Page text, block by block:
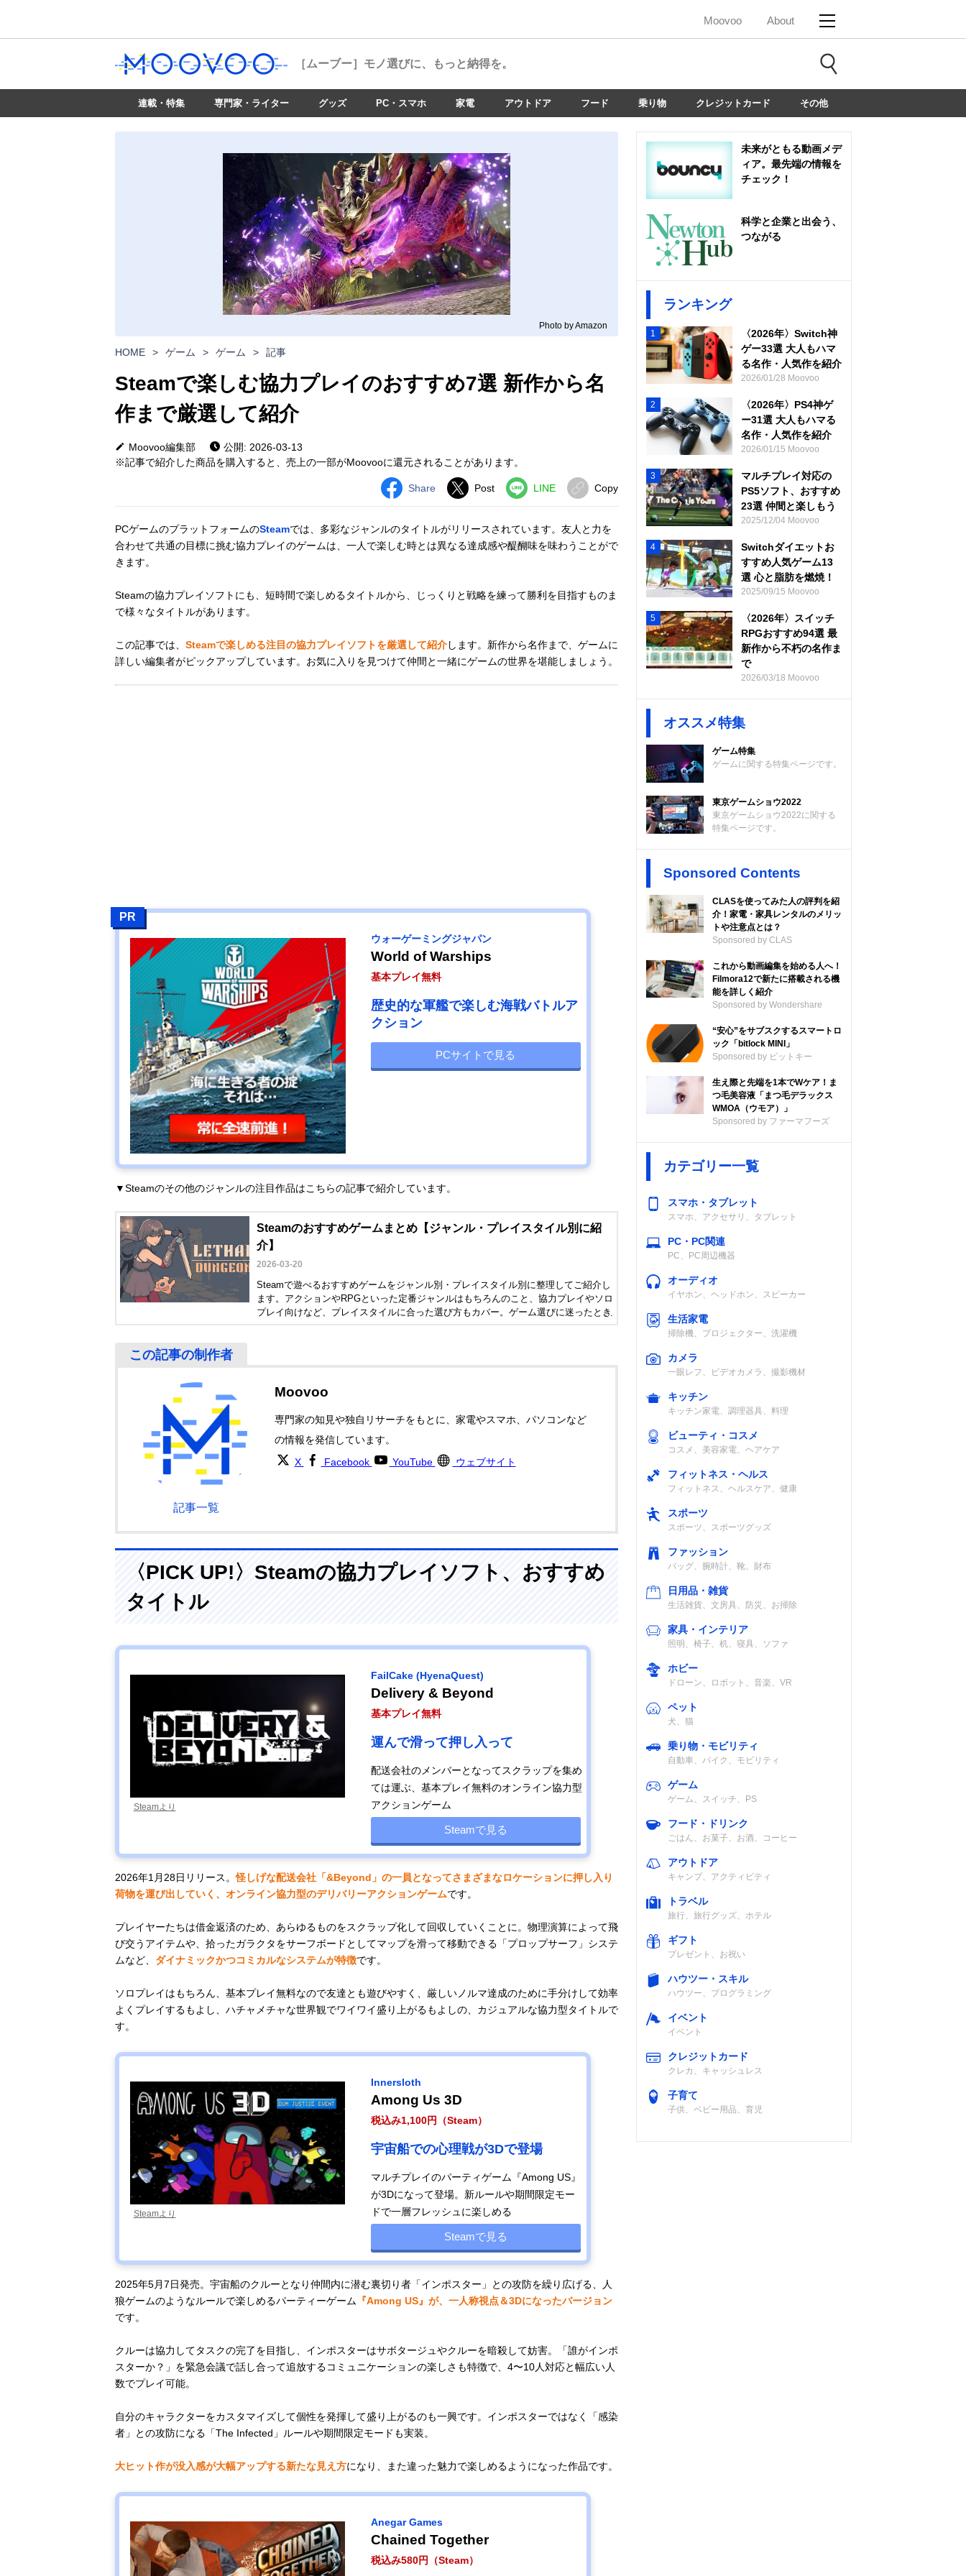
Moovoo About
［ムーブー］ モノ選びに、もっと納得を。
連載・特集 専門家・ライター グッズ PC・スマホ 家電 アウトドア フード 乗り物 クレジットカード その他
Photo by Amazon
HOME > ゲーム > ゲーム > 記事
Steamで楽しむ協力プレイのおすすめ7選 新作から名
作まで厳選して紹介
Moovoo編集部
公開: 2026-03-13
※記事で紹介した商品を購入すると、売上の一部がMoovooに還元されることがあります。
Share Post LINE Copy
PCゲームのプラットフォームのSteamでは、多彩なジャンルのタイトルがリリースされています。友人と力を
合わせて共通の目標に挑む協力プレイのゲームは、一人で楽しむ時とは異なる達成感や醍醐味を味わうことがで
きます。
Steamの協力プレイソフトにも、短時間で楽しめるタイトルから、じっくりと戦略を練って勝利を目指すものま
で様々なタイトルがあります。
この記事では、 Steamで楽しめる注目の協力プレイソフトを厳選して紹介します。新作から名作まで、ゲームに
詳しい編集者がピックアップしています。お気に入りを見つけて仲間と一緒にゲームの世界を堪能しましょう。
PR
ウォーゲーミングジャパン
World of Warships
基本プレイ無料
歴史的な軍艦で楽しむ海戦バトルア
クション
PCサイトで見る
▼Steamのその他のジャンルの注目作品はこちらの記事で紹介しています。
Steamのおすすめゲームまとめ【ジャンル・プレイスタイル別に紹
介】
2026-03-20
Steamで遊べるおすすめゲームをジャンル別・プレイスタイル別に整理してご紹介し
ます。アクションやRPGといった定番ジャンルはもちろんのこと、協力プレイやソロ
プレイ向けなど、プレイスタイルに合った選び方もカバー。ゲーム選びに迷ったとき
記事一覧
Moovoo
専門家の知見や独自リサーチをもとに、家電やスマホ、パソコンなど
の情報を発信しています。
X
Facebook YouTube ウェブサイト
〈PICK UP!〉Steamの協力プレイソフト、おすすめ
タイトル
Steamより
FailCake (HyenaQuest)
Delivery & Beyond
基本プレイ無料
運んで滑って押し入って
配送会社のメンバーとなってスクラップを集め
ては運ぶ、基本プレイ無料のオンライン協力型
アクションゲーム
Steamで見る
2026年1月28日リリース。怪しげな配送会社「&Beyond」の一員となってさまざまなロケーションに押し入り
荷物を運び出していく、オンライン協力型のデリバリーアクションゲームです。
プレイヤーたちは借金返済のため、あらゆるものをスクラップ化して回収していくことに。物理演算によって飛
び交うアイテムや、拾ったガラクタをサーフボードとしてマップを滑って移動できる「プロップサーフ」システ
ムなど、 ダイナミックかつコミカルなシステムが特徴です。
ソロプレイはもちろん、基本プレイ無料なので友達とも遊びやすく、厳しいノルマ達成のために手分けして効率
よくプレイするもよし、ハチャメチャな世界観でワイワイ盛り上がるもよしの、カジュアルな協力型タイトルで
す。
Steamより
Innersloth
Among Us 3D
税込み1,100円（Steam）
宇宙船での心理戦が3Dで登場
マルチプレイのパーティゲーム『Among US』
が3Dになって登場。新ルールや期間限定モー
ドで一層フレッシュに楽しめる
Steamで見る
2025年5月7日発売。宇宙船のクルーとなり仲間内に潜む裏切り者「インポスター」との攻防を繰り広げる、人
狼ゲームのようなルールで楽しめるパーティーゲーム 『Among US』が、一人称視点＆3Dになったバージョン
です。
クルーは協力してタスクの完了を目指し、インポスターはサボタージュやクルーを暗殺して妨害。「誰がインポ
スターか？」を緊急会議で話し合って追放するコミュニケーションの楽しさも特徴で、4〜10人対応と幅広い人
数でプレイ可能。
自分のキャラクターをカスタマイズして個性を発揮して盛り上がるのも一興です。インポスターではなく「感染
者」との攻防になる「The Infected」ルールや期間限定モードも実装。
大ヒット作が没入感が大幅アップする新たな見え方になり、また違った魅力で楽しめるようになった作品です。
Anegar Games
Chained Together
税込み580円（Steam）
未来がともる動画メデ
ィア。最先端の情報を
チェック！
科学と企業と出会う、
つながる
ランキング
1
〈2026年〉Switch神
ゲー33選 大人もハマ
る名作・人気作を紹介
2026/01/28 Moovoo
2
〈2026年〉PS4神ゲ
ー31選 大人もハマる
名作・人気作を紹介
2026/01/15 Moovoo
3
マルチプレイ対応の
PS5ソフト、おすすめ
23選 仲間と楽しもう
2025/12/04 Moovoo
4
Switchダイエットお
すすめ人気ゲーム13
選 心と脂肪を燃焼！
2025/09/15 Moovoo
5
〈2026年〉スイッチ
RPGおすすめ94選 最
新作から不朽の名作ま
で
2026/03/18 Moovoo
オススメ特集
ゲーム特集
ゲームに関する特集ページです。
東京ゲームショウ2022
東京ゲームショウ2022に関する
特集ページです。
Sponsored Contents
CLASを使ってみた人の評判を紹
介！家電・家具レンタルのメリッ
トや注意点とは？
Sponsored by CLAS
これから動画編集を始める人へ！
Filmora12で新たに搭載される機
能を詳しく紹介
Sponsored by Wondershare
“安心”をサブスクするスマートロ
ック「bitlock MINI」
Sponsored by ビットキー
生え際と先端を1本でWケア！ま
つ毛美容液「まつ毛デラックス
WMOA（ウモア）」
Sponsored by ファーマフーズ
カテゴリー一覧
スマホ・タブレット
スマホ、アクセサリ、タブレット
PC・PC関連
PC、PC周辺機器
オーディオ
イヤホン、ヘッドホン、スピーカー
生活家電
掃除機、プロジェクター、洗濯機
カメラ
一眼レフ、ビデオカメラ、撮影機材
キッチン
キッチン家電、調理器具、料理
ビューティ・コスメ
コスメ、美容家電、ヘアケア
フィットネス・ヘルス
フィットネス、ヘルスケア、健康
スポーツ
スポーツ、スポーツグッズ
ファッション
バッグ、腕時計、靴、財布
日用品・雑貨
生活雑貨、文房具、防災、お掃除
家具・インテリア
照明、椅子、机、寝具、ソファ
ホビー
ドローン、ロボット、音楽、VR
ペット
犬、猫
乗り物・モビリティ
自動車、バイク、モビリティ
ゲーム
ゲーム、スイッチ、PS
フード・ドリンク
ごはん、お菓子、お酒、コーヒー
アウトドア
キャンプ、アクティビティ
トラベル
旅行、旅行グッズ、ホテル
ギフト
プレゼント、お祝い
ハウツー・スキル
ハウツー、プログラミング
イベント
イベント
クレジットカード
クレカ、キャッシュレス
子育て
子供、ベビー用品、育児